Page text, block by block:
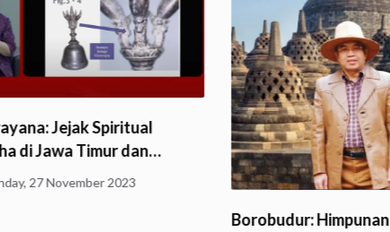
Spiritual
Timur dan…
2023
Borobudur: Himpunan Kebajikan